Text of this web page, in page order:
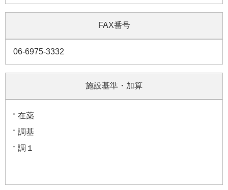
FAX番号
06-6975-3332
施設基準・加算
在薬
調基
調１